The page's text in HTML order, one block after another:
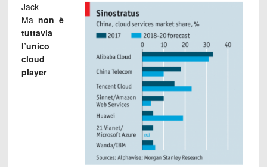
Jack
Ma non è
tuttavia
l’unico
cloud
player